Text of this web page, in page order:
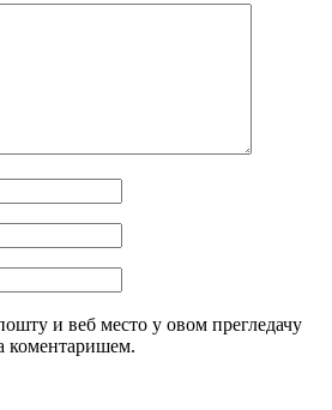
и веб место у овом прегледачу
коментаришем.